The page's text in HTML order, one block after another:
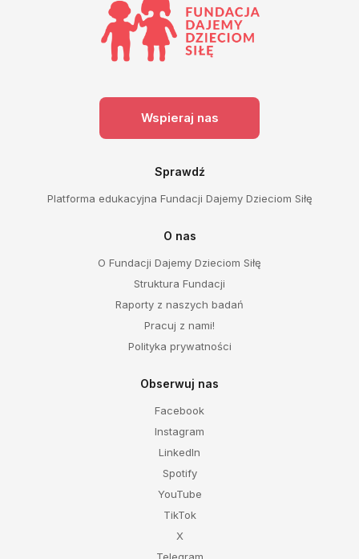
Wspieraj nas
Sprawdź
Platforma edukacyjna Fundacji Dajemy Dzieciom Siłę
O nas
O Fundacji Dajemy Dzieciom Siłę
Struktura Fundacji
Raporty z naszych badań
Pracuj z nami!
Polityka prywatności
Obserwuj nas
Facebook
Instagram
LinkedIn
Spotify
YouTube
TikTok
X